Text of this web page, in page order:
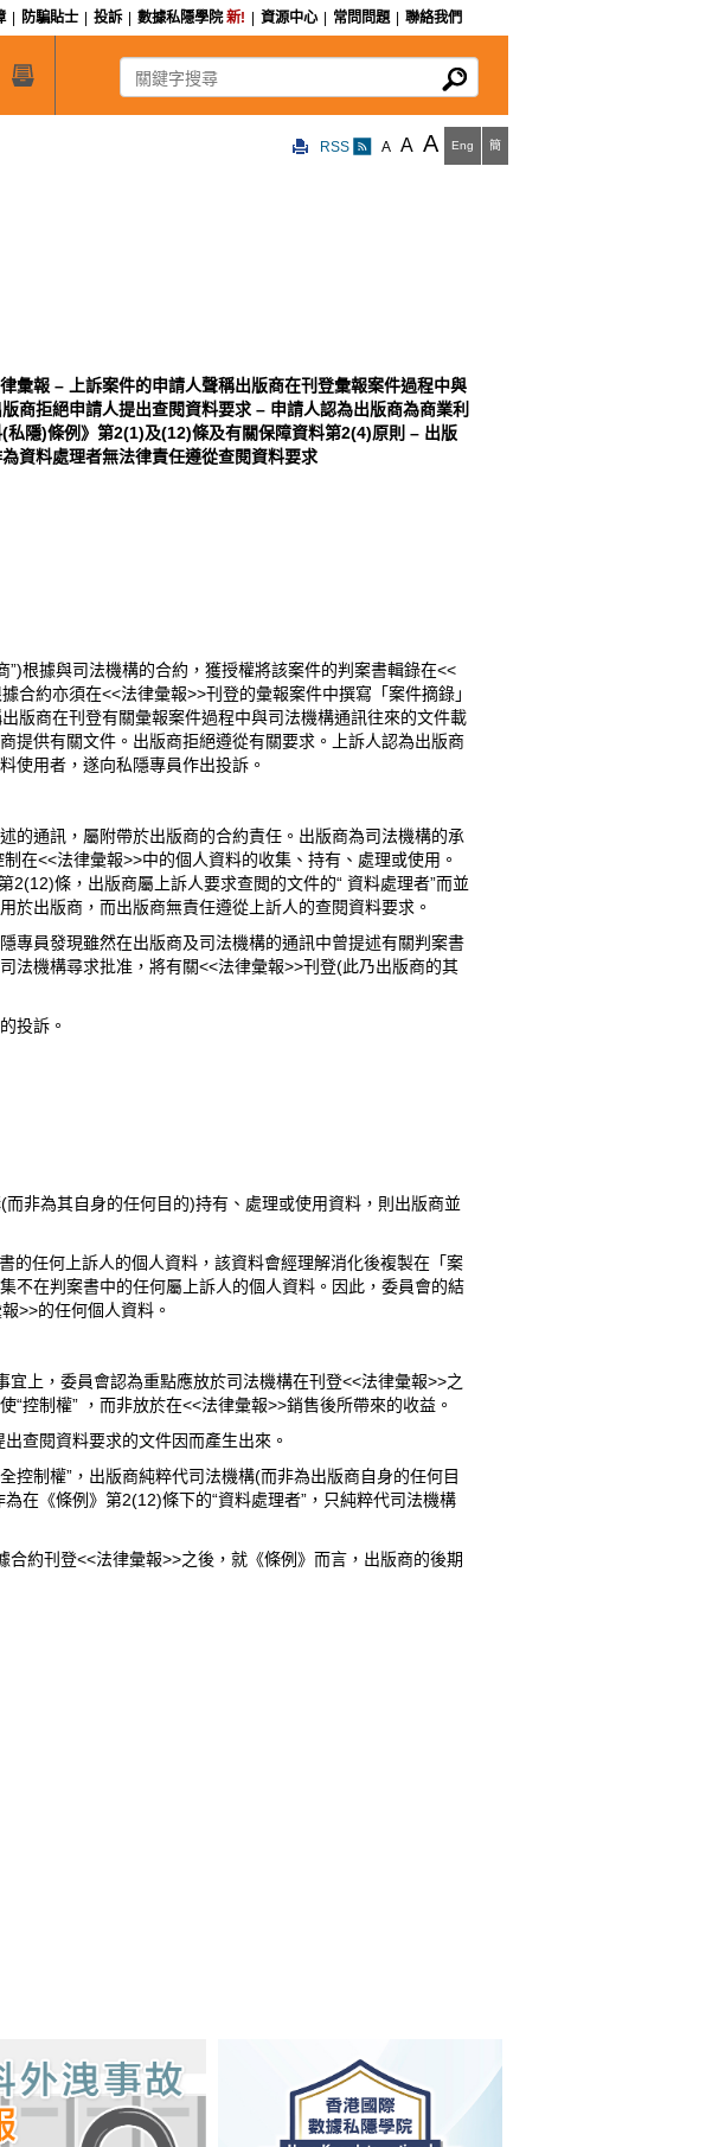
防騙貼士 投訴 數據私隱學院新! 資源中心 常問問題 聯絡我們
RSS A A A Eng 簡
彙報 – 上訴案件的申請人聲稱出版商在刊登彙報案件過程中與
商拒絕申請人提出查閱資料要求 – 申請人認為出版商為商業利
隱)條例》第2(1)及(12)條及有關保障資料第2(4)原則 – 出版
資料處理者無法律責任遵從查閱資料要求
”)根據與司法機構的合約，獲授權將該案件的判案書輯錄在<<
合約亦須在<<法律彙報>>刊登的彙報案件中撰寫「案件摘錄」
版商在刊登有關彙報案件過程中與司法機構通訊往來的文件載
提供有關文件。出版商拒絕遵從有關要求。上訴人認為出版商
使用者，遂向私隱專員作出投訴。
的通訊，屬附帶於出版商的合約責任。出版商為司法機構的承
在<<法律彙報>>中的個人資料的收集、持有、處理或使用。
2(12)條，出版商屬上訴人要求查閲的文件的“ 資料處理者”而並
於出版商，而出版商無責任遵從上訢人的查閱資料要求。
專員發現雖然在出版商及司法機構的通訊中曾提述有關判案書
法機構尋求批准，將有關<<法律彙報>>刊登(此乃出版商的其
投訴。
非為其自身的任何目的)持有、處理或使用資料，則出版商並
的任何上訴人的個人資料，該資料會經理解消化後複製在「案
不在判案書中的任何屬上訴人的個人資料。因此，委員會的結
>>的任何個人資料。
上，委員會認為重點應放於司法機構在刊登<<法律彙報>>之
控制權” ，而非放於在<<法律彙報>>銷售後所帶來的收益。
查閱資料要求的文件因而產生出來。
控制權”，出版商純粹代司法機構(而非為出版商自身的任何目
在《條例》第2(12)條下的“資料處理者”，只純粹代司法機構
約刊登<<法律彙報>>之後，就《條例》而言，出版商的後期